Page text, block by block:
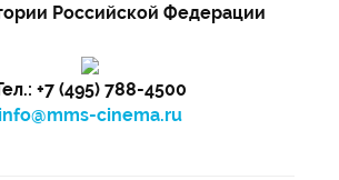
Российской Федерации
+7 (495) 788-4500
info@mms-cinema.ru